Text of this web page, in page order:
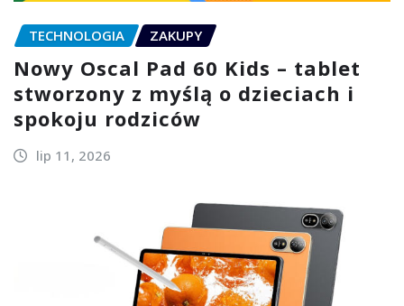
TECHNOLOGIA ZAKUPY
Nowy Oscal Pad 60 Kids – tablet
stworzony z myślą o dzieciach i
spokoju rodziców
lip 11, 2026